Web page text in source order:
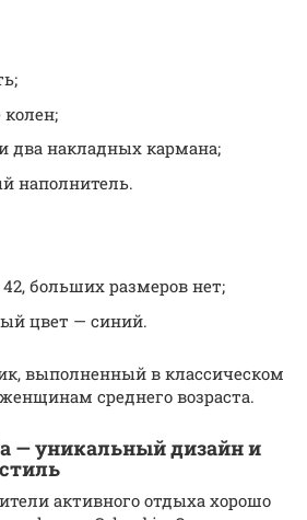
два накладных кармана;
наполнитель.
больших размеров нет;
цвет — синий.
выполненный в классическом
среднего возраста.
— уникальный дизайн и
активного отдыха хорошо